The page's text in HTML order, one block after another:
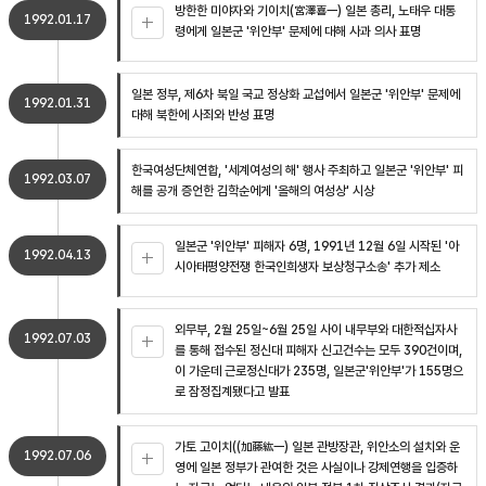
1992.01.17
방한한 미야자와 기이치(宮澤喜一) 일본 총리, 노태우 대통
령에게 일본군 '위안부' 문제에 대해 사과 의사 표명
1992.01.31
일본 정부, 제6차 북일 국교 정상화 교섭에서 일본군 '위안부' 문제에
대해 북한에 사죄와 반성 표명
1992.03.07
한국여성단체연합, '세계여성의 해' 행사 주최하고 일본군 '위안부' 피
해를 공개 증언한 김학순에게 '올해의 여성상' 시상
1992.04.13
일본군 '위안부' 피해자 6명, 1991년 12월 6일 시작된 '아
시아태평양전쟁 한국인희생자 보상청구소송' 추가 제소
1992.07.03
외무부, 2월 25일~6월 25일 사이 내무부와 대한적십자사
를 통해 접수된 정신대 피해자 신고건수는 모두 390건이며,
이 가운데 근로정신대가 235명, 일본군'위안부'가 155명으
로 잠정집계됐다고 발표
1992.07.06
가토 고이치((加藤紘一) 일본 관방장관, 위안소의 설치와 운
영에 일본 정부가 관여한 것은 사실이나 강제연행을 입증하